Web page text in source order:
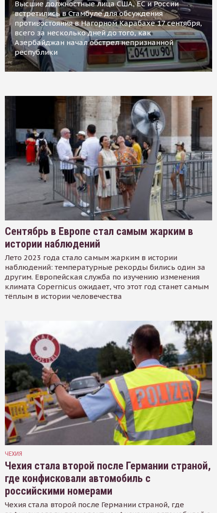
Высшие должностные лица США, ЕС и России
встретились в Стамбуле для обсуждения
противостояния в Нагорном Карабахе 17 сентября,
всего за несколько дней до того, как
Азербайджан начал обстрел непризнанной
республики
Сентябрь в Европе стал самым жарким в
истории наблюдений
Лето 2023 года стало самым жарким в истории
наблюдений: температурные рекорды бились один за
другим. Европейская служба по изучению изменения
климата Copernicus ожидает, что этот год станет самым
тёплым в истории человечества
ЧЕХИЯ
Чехия стала второй после Германии страной,
где конфисковали автомобиль с
российскими номерами
Чехия стала второй после Германии страной, где